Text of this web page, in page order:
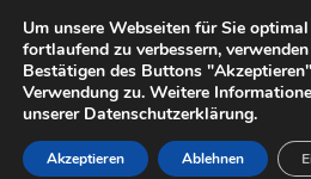
Inhalt
springen
Sanitär Installateur für
Um unsere Webseiten für Sie
fortlaufend zu verbessern,
Bestätigen des Buttons
Verwendung zu. Weitere
unserer Datenschutzerklärung.
Akzeptieren Ablehnen